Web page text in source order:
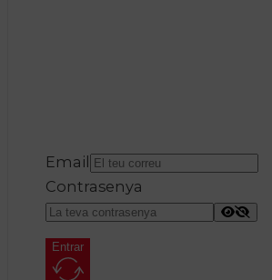
Email
Contrasenya
Entrar